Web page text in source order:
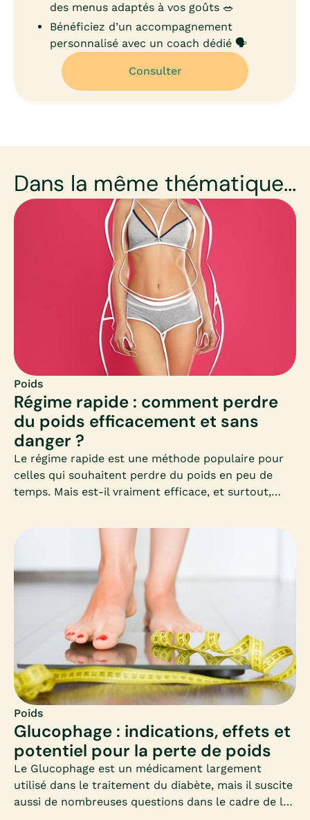
des menus adaptés à vos goûts 🥗
Bénéficiez d’un accompagnement
personnalisé avec un coach dédié 🗣️
Consulter
Dans la même thématique...
Poids
Régime rapide : comment perdre
du poids efficacement et sans
danger ?
Le régime rapide est une méthode populaire pour
celles qui souhaitent perdre du poids en peu de
temps. Mais est-il vraiment efficace, et surtout,
article complet les clés pour comprendre, choisir et
appliquer un régime rapide adapté à vos besoins,
sans mettre votre corps en difficulté.
Poids
Glucophage : indications, effets et
potentiel pour la perte de poids
Le Glucophage est un médicament largement
utilisé dans le traitement du diabète, mais il suscite
aussi de nombreuses questions dans le cadre de la